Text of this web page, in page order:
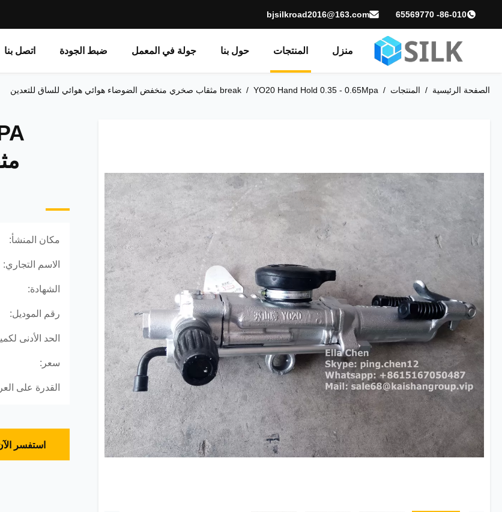
86-010- 65569770
bjsilkroad2016@163.com
منزل المنتجات حول بنا جولة في المعمل ضبط الجودة اتصل بنا
الصفحة الرئيسية / المنتجات /
break / YO20 Hand Hold 0.35 - 0.65Mpa مثقاب صخري منخفض الضوضاء هوائي هوائي للساق للتعدين
مكان المنشأ:
الاسم التجاري:
الشهادة:
رقم الموديل:
الحد الأدنى
سعر:
القدرة على
استفسر